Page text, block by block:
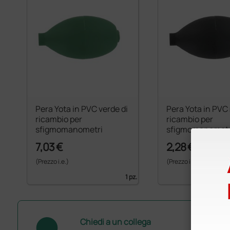
Pera Yota in PVC verde di
ricambio per
sfigmomanometri
7,03 €
(Prezzo i.e.)
1 pz.
Pera Yota in
ricambio per
2,28 €
(Prezzo i.e.)
Chiedi a un collega